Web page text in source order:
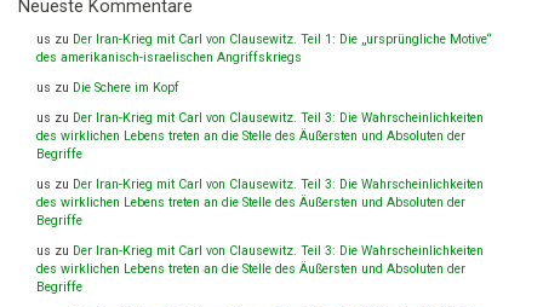
Neueste Kommentare
us zu Der Iran-Krieg mit Carl von Clausewitz. Teil 1: Die „ursprüngliche Motive“
des amerikanisch-israelischen Angriffskriegs
us zu Die Schere im Kopf
us zu Der Iran-Krieg mit Carl von Clausewitz. Teil 3: Die Wahrscheinlichkeiten
des wirklichen Lebens treten an die Stelle des Äußersten und Absoluten der
Begriffe
us zu Der Iran-Krieg mit Carl von Clausewitz. Teil 3: Die Wahrscheinlichkeiten
des wirklichen Lebens treten an die Stelle des Äußersten und Absoluten der
Begriffe
us zu Der Iran-Krieg mit Carl von Clausewitz. Teil 3: Die Wahrscheinlichkeiten
des wirklichen Lebens treten an die Stelle des Äußersten und Absoluten der
Begriffe